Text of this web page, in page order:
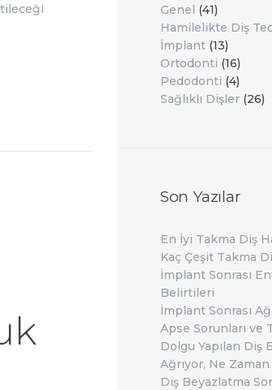
Genel (41)
Hamilelikte Diş
İmplant(13)
Ortodonti (16)
Pedodonti (4)
Sağlıklı Dişler(26)
Son Yazılar
En İyi Takma Diş
Kaç Çeşit Takma
İmplant Sonrası
Belirtileri
İmplant Sonrası
Apse Sorunları ve
Dolgu Yapılan Diş
Ağrıyor, Ne
Diş Beyazlatma